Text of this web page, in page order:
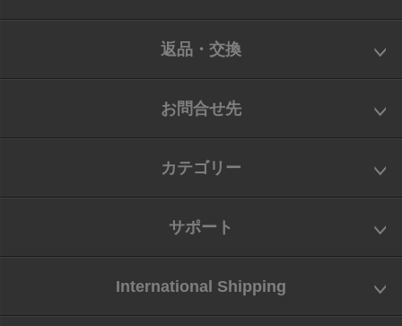
返品・交換
お問合せ先
カテゴリー
サポート
International Shipping